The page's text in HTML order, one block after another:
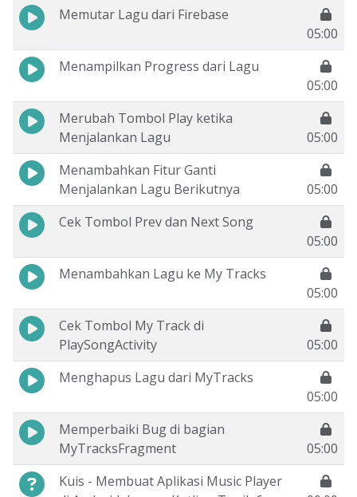
Memutar Lagu dari Firebase
05:00
Menampilkan Progress dari Lagu
05:00
Merubah Tombol Play ketika
Menjalankan Lagu
05:00
Menambahkan Fitur Ganti
Menjalankan Lagu Berikutnya
05:00
Cek Tombol Prev dan Next Song
05:00
Menambahkan Lagu ke My Tracks
05:00
Cek Tombol My Track di
PlaySongActivity
05:00
Menghapus Lagu dari MyTracks
05:00
Memperbaiki Bug di bagian
MyTracksFragment
05:00
Kuis - Membuat Aplikasi Music Player